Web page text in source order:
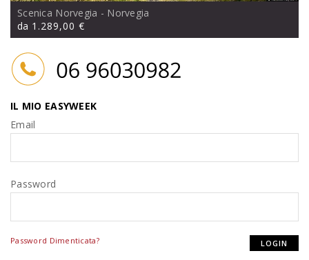
Scenica Norvegia - Norvegia
da 1.289,00 €
IL MIO EASYWEEK
Email
Password
Password Dimenticata?